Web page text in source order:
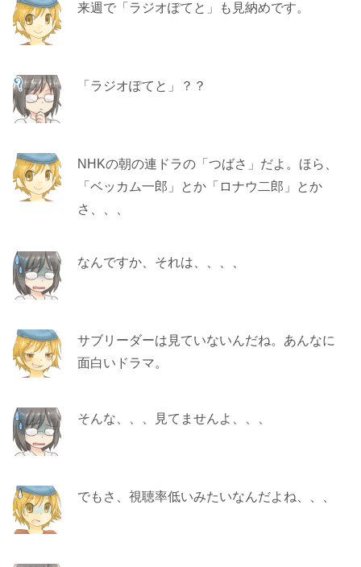
来週で「ラジオぽてと」も見納めです。
「ラジオぽてと」？？
NHKの朝の連ドラの「つばさ」だよ。ほら、
「ベッカム一郎」とか「ロナウ二郎」とか
さ、、、
なんですか、それは、、、、
サブリーダーは見ていないんだね。あんなに
面白いドラマ。
そんな、、、見てませんよ、、、
でもさ、視聴率低いみたいなんだよね、、、